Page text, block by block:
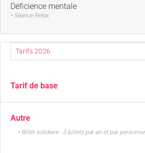
Déficience mentale
• Séance Relax
Tarif de base
Autre
• Billet solidaire - 3 billets par an et par personne